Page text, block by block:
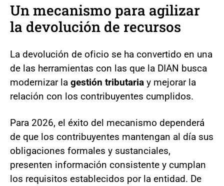
Un mecanismo para agilizar
la devolución de recursos
La devolución de oficio se ha convertido en una
de las herramientas con las que la DIAN busca
modernizar la gestión tributaria y mejorar la
relación con los contribuyentes cumplidos.
Para 2026, el éxito del mecanismo dependerá
de que los contribuyentes mantengan al día sus
obligaciones formales y sustanciales,
presenten información consistente y cumplan
los requisitos establecidos por la entidad. De